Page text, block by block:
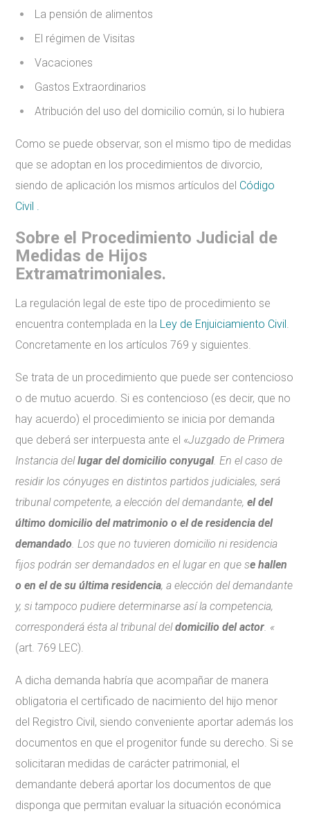
La pensión de alimentos
El régimen de Visitas
Vacaciones
Gastos Extraordinarios
Atribución del uso del domicilio común, si lo hubiera
Como se puede observar, son el mismo tipo de medidas
que se adoptan en los procedimientos de divorcio,
siendo de aplicación los mismos artículos del Código
Civil .
Sobre el Procedimiento Judicial de
Medidas de Hijos
Extramatrimoniales.
La regulación legal de este tipo de procedimiento se
encuentra contemplada en la Ley de Enjuiciamiento Civil
Concretamente en los artículos 769 y siguientes.
Se trata de un procedimiento que puede ser contencioso
o de mutuo acuerdo. Si es contencioso (es decir, que no
hay acuerdo) el procedimiento se inicia por demanda
que deberá ser interpuesta ante el «Juzgado de Primera
Instancia dellugar del domicilio conyugal. En el caso de
residir los cónyuges en distintos partidos judiciales, será
tribunal competente, a elección del demandante,el del
último domicilio del matrimonio o el de residencia del
demandado . Los que no tuvieren domicilio ni residencia
fijos podrán ser demandados en el lugar en que se hallen
o en el de su última residencia, a elección del demandante
y, si tampoco pudiere determinarse así la competencia,
corresponderá ésta al tribunal deldomicilio del actor . «
(art. 769 LEC).
A dicha demanda habría que acompañar de manera
obligatoria el certificado de nacimiento del hijo menor
del Registro Civil, siendo conveniente aportar además los
documentos en que el progenitor funde su derecho. Si se
solicitaran medidas de carácter patrimonial, el
demandante deberá aportar los documentos de que
disponga que permitan evaluar la situación económica